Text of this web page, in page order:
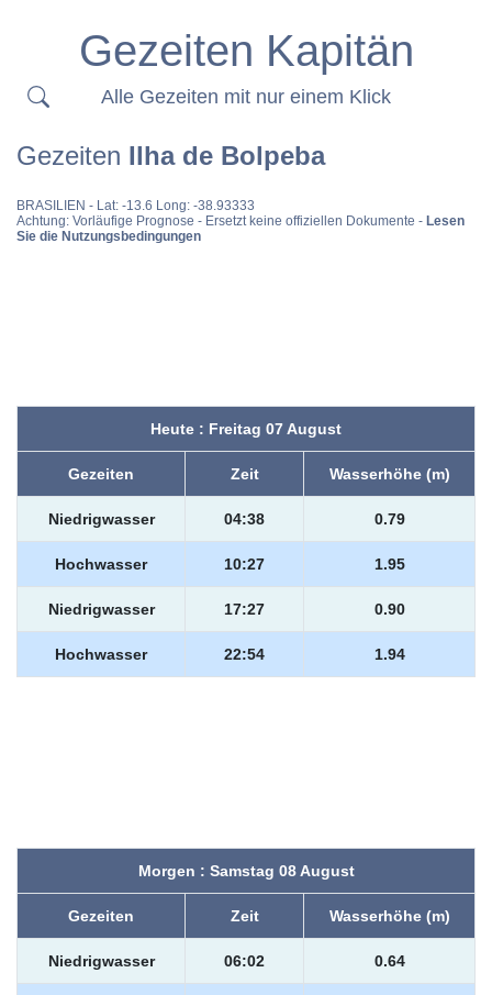
Gezeiten Kapitän
Alle Gezeiten mit nur einem Klick
Gezeiten Ilha de Bolpeba
BRASILIEN - Lat: -13.6 Long: -38.93333
Achtung: Vorläufige Prognose - Ersetzt keine offiziellen Dokumente - Lesen
Sie die Nutzungsbedingungen
Heute : Freitag 07 August
Gezeiten Zeit Wasserhöhe (m)
Niedrigwasser 04:38 0.79
Hochwasser 10:27 1.95
Niedrigwasser 17:27 0.90
Hochwasser 22:54 1.94
Morgen : Samstag 08 August
Gezeiten Zeit Wasserhöhe (m)
Niedrigwasser 06:02 0.64